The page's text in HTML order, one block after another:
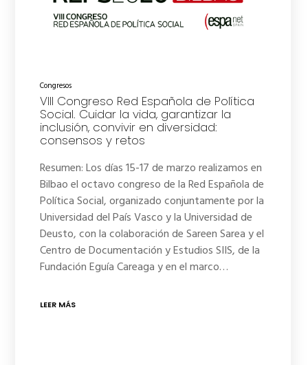
Congresos
VIII Congreso Red Española de Política
Social. Cuidar la vida, garantizar la
inclusión, convivir en diversidad:
consensos y retos
Resumen: Los días 15-17 de marzo realizamos en
Bilbao el octavo congreso de la Red Española de
Política Social, organizado conjuntamente por la
Universidad del País Vasco y la Universidad de
Deusto, con la colaboración de Sareen Sarea y el
Centro de Documentación y Estudios SIIS, de la
Fundación Eguía Careaga y en el marco…
LEER MÁS